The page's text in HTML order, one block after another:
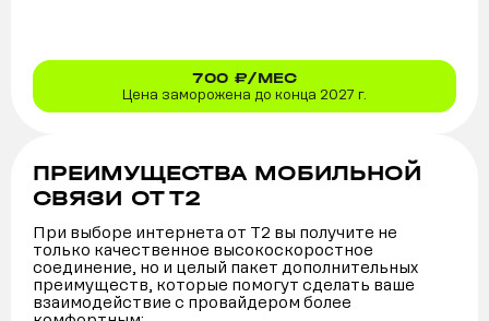
700 ₽/МЕС
Цена заморожена до конца 2027 г.
ПРЕИМУЩЕСТВА МОБИЛЬНОЙ
СВЯЗИ ОТ Т2
При выборе интернета от Т2 вы получите не
только качественное высокоскоростное
соединение, но и целый пакет дополнительных
преимуществ, которые помогут сделать ваше
взаимодействие с провайдером более